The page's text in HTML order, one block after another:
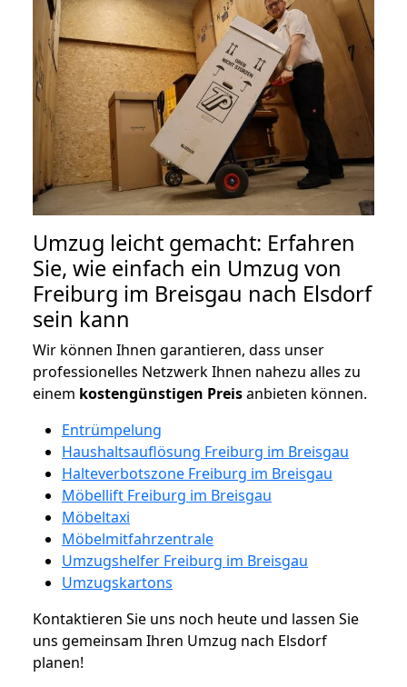
Umzug leicht gemacht: Erfahren
Sie, wie einfach ein Umzug von
Freiburg im Breisgau nach Elsdorf
sein kann
Wir können Ihnen garantieren, dass unser
professionelles Netzwerk Ihnen nahezu alles zu
einem kostengünstigen Preisanbieten können.
Entrümpelung
Haushaltsauflösung Freiburg im Breisgau
Halteverbotszone Freiburg im Breisgau
Möbellift Freiburg im Breisgau
Möbeltaxi
Möbelmitfahrzentrale
Umzugshelfer Freiburg im Breisgau
Umzugskartons
Kontaktieren Sie uns noch heute und lassen Sie
uns gemeinsam Ihren Umzug nach Elsdorf
planen!